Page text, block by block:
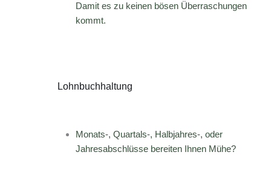
Damit es zu keinen bösen Überraschungen
kommt.
Lohnbuchhaltung
Monats-, Quartals-, Halbjahres-, oder
Jahresabschlüsse bereiten Ihnen Mühe?